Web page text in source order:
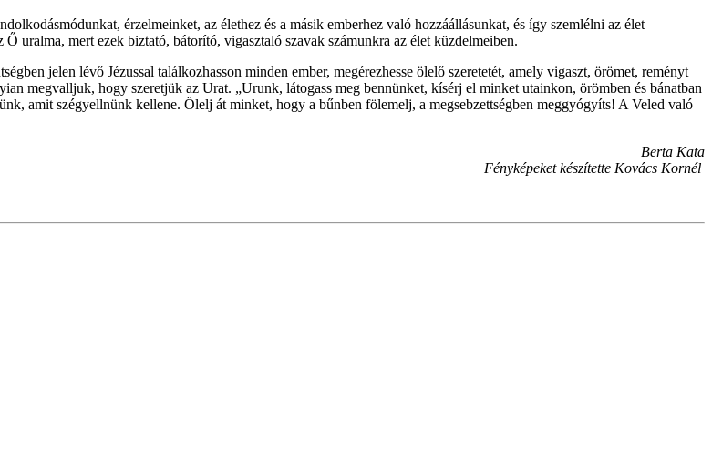
érzelmeinket, az élethez és a másik emberhez való hozzáállásunkat, és így szemlélni az élet
uralma, mert ezek biztató, bátorító, vigasztaló szavak számunkra az élet küzdelmeiben.
jelen lévő Jézussal találkozhasson minden ember, megérezhesse ölelő szeretetét, amely vigaszt, örömet, reményt
megvalljuk, hogy szeretjük az Urat. „Urunk, látogass meg bennünket, kísérj el minket utainkon, örömben és bánatban
amit szégyellnünk kellene. Ölelj át minket, hogy a bűnben fölemelj, a megsebzettségben meggyógyíts! A Veled való
Berta Kata
Fényképeket készítette Kovács Kornél